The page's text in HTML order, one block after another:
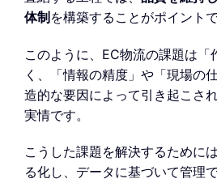
体制を構築することがポイントで
このように、EC物流の課題は「
く、「情報の精度」や「現場の
造的な要因によって引き起こさ
実情です。
こうした課題を解決するために
る化し、データに基づいて管理